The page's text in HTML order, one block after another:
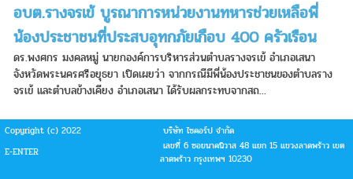
อบต.รางจรเข้ บูรณาการหน่วยงานทหารช่วยเหลือพี่
น้องประชาชนที่ประสบอุทกภัยเกือบ 400 ครัวเรือน
ดร.พงศกร มงคลหมู่ นายกองค์การบริหารส่วนตำบลรางจรเข้ อำเภอเสนา
จังหวัดพระนครศรีอยุธยา เปิดเผยว่า จากกรณีมีพี่น้องประชาชนของตำบลราง
จรเข้ และตำบลข้างเคียง อำเภอเสนา ได้รับผลกระทบจากสถ...
Copyright (c) 2022
บริษัท ไซคอร์ป จำกัด
E-ENTER
เลขที่ 6 ซอยนาคนิวาส 48 แยก 15 แขวงลาดพร้าว เขต
ลาดพร้าว กรุงเทพฯ 10230